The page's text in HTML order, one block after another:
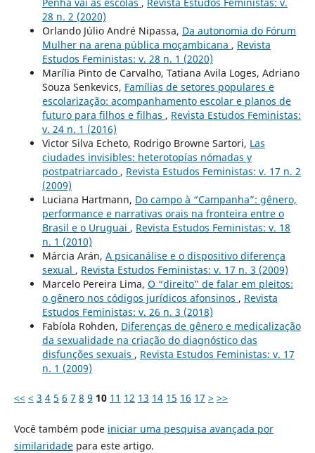
28 n. 2 (2020)
Orlando Júlio André Nipassa, Da autonomia do Fórum
Mulher na arena pública moçambicana , Revista
Estudos Feministas: v. 28 n. 1 (2020)
Marília Pinto de Carvalho, Tatiana Avila Loges, Adriano
Souza Senkevics, Famílias de setores populares e
escolarização: acompanhamento escolar e planos de
futuro para filhos e filhas , Revista Estudos Feministas:
v. 24 n. 1 (2016)
Victor Silva Echeto, Rodrigo Browne Sartori, Las
ciudades invisibles: heterotopías nómadas y
postpatriarcado , Revista Estudos Feministas: v. 17 n. 2
(2009)
Luciana Hartmann, Do campo à “Campanha”: gênero,
performance e narrativas orais na fronteira entre o
Brasil e o Uruguai , Revista Estudos Feministas: v. 18
n. 1 (2010)
Márcia Arán, A psicanálise e o dispositivo diferença
sexual , Revista Estudos Feministas: v. 17 n. 3 (2009)
Marcelo Pereira Lima, O “direito” de falar em pleitos:
o gênero nos códigos jurídicos afonsinos , Revista
Estudos Feministas: v. 26 n. 3 (2018)
Fabíola Rohden, Diferenças de gênero e medicalização
da sexualidade na criação do diagnóstico das
disfunções sexuais , Revista Estudos Feministas: v. 17
n. 1 (2009)
<< < 3 4 5 6 7 8 9 10 11 12 13 14 15 16 17 > >>
Você também pode iniciar uma pesquisa avançada por
similaridadepara este artigo.